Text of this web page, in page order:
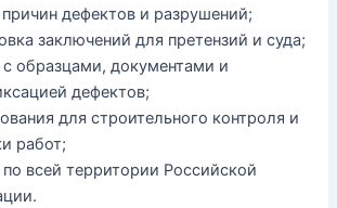
причин дефектов и разрушений;
заключений для претензий и суда;
с образцами, документами и
дефектов;
для строительного контроля и
работ;
по всей территории Российской